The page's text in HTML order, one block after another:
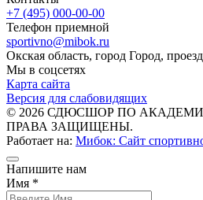
+7 (495) 000-00-00
Телефон приемной
sportivno@mibok.ru
Окская область, город Город,
Мы в соцсетях
Карта сайта
Версия для слабовидящих
© 2026 СДЮСШОР ПО
ПРАВА ЗАЩИЩЕНЫ.
Работает на: Мибок: Сайт
Напишите нам
Имя *